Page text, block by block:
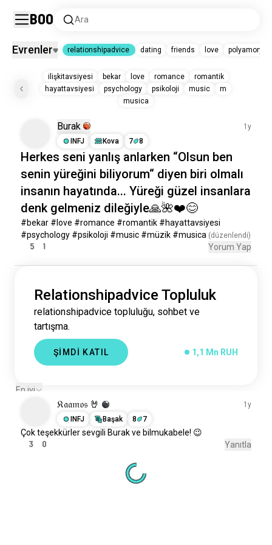
Boo Ara
relationshipadvice
deepconversation 50 B ruh
family 36 B ruh
lovestory
conversation 21 B ruh
lovelanguage 1,4 B ruh
socialize 1 B ruh
pain 612 ruh
loveinterest
Evrenler relationshipadvice dating friends love polyamory
ilişkitavsiyesi bekar love romance
romantik
hayattavsiyesi
psychology psikoloji music
m
musica
Burak
1y
INFJ
Kova 7 8
Herkes seni yanlış anlarken “Olsun ben
senin yüreğini biliyorum“ diyen biri olmalı
insanın hayatında... Yüreği güzel insanlara
denk gelmeniz dileğiyle🙏🌺❤️😊
#bekar #love #romance #romantik #hayattavsiyesi
#psychology #psikoloji #music #müzik #musica (düzenlendi)
5 1 Yorum Yap
Relationshipadvice Topluluk
relationshipadvice topluluğu, sohbet ve
tartışma.
ŞİMDİ KATIL 1,1 Mn RUH
En iyi
𝔎𝔞𝔞𝔪𝔬𝔰 🤘
1y
INFJ
Başak 8 7
Çok teşekkürler sevgili Burakve bilmukabele! 😉
3 0 Yanıtla